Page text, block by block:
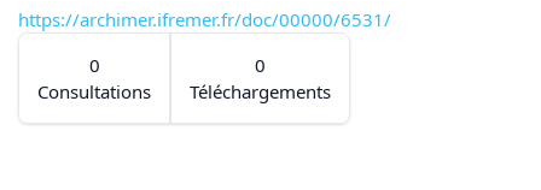
https://archimer.ifremer.fr/doc/00000/6531/
0
Consultations
0
Téléchargements